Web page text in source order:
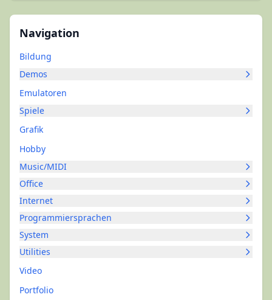
Navigation
Bildung
Demos
Emulatoren
Spiele
Grafik
Hobby
Music/MIDI
Office
Internet
Programmiersprachen
System
Utilities
Video
Portfolio